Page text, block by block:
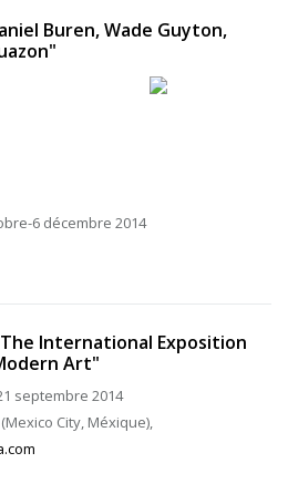
Buren, Wade Guyton,
6 décembre 2014
The International Exposition
Art"
septembre 2014
City, Méxique),